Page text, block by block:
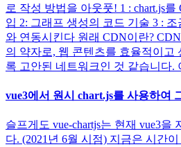
로 작성 방법을 아웃풋! 1 : chart.js
입 2: 그래프 생성의 코드 기술 3 :
와 연동시킨다 원래 CDN이란?
의 약자로, 웹 콘텐츠를 효율적이고
록 고안된 네트워크인 것 같습니다.
vue3에서 원시 chart.js를 사용하여
슬프게도 vue-chartjs는 현재 vue3을
다. (2021년 6월 시점) 지금은 시간